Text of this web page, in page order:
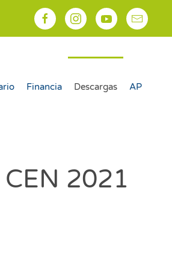
Financia Descargas AP
2021